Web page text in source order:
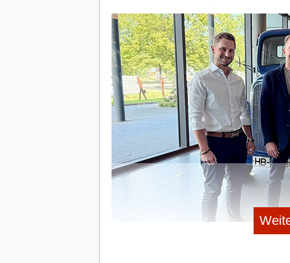
Einhaltung von § 203 StGB (Verletzung von
(Inanspruchnahme von Dienstleister*innen)
Verarbeitungskette gelten, betreibt das
eigenen Angaben autark in Deutschland, um
auszuschließen.
Sichere Alternativen aus Deutschland
Invecorum tritt an, um diese Lücke zu
heute auf dem Niveau führender US-
Ausbau der eigenen Recheninfrastruktur
Mehr als ein Chatbot
Invecorum positioniert sich nicht als simpler
integrierter „KI-Mitarbeiter“. Zu den
Quellenbasierte Recherche: Die KI sucht
und der Rechtsprechung. Jede Antwort
Freigabe geprüft werden können.